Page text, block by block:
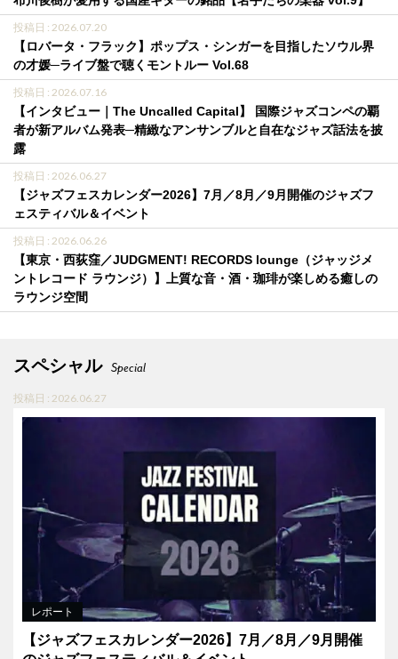
投稿日 : 2026.07.20
【ロバータ・フラック】ポップス・シンガーを目指したソウル界
の才媛─ライブ盤で聴くモントルー Vol.68
投稿日 : 2026.07.16
【インタビュー｜The Uncalled Capital】 国際ジャズコンペの覇
者が新アルバム発表─精緻なアンサンブルと自在なジャズ話法を披
露
投稿日 : 2026.06.27
【ジャズフェスカレンダー2026】7月／8月／9月開催のジャズフ
ェスティバル＆イベント
投稿日 : 2026.06.26
【東京・西荻窪／JUDGMENT! RECORDS lounge（ジャッジメ
ントレコード ラウンジ）】上質な音・酒・珈琲が楽しめる癒しの
ラウンジ空間
スペシャル Special
投稿日 : 2026.06.27
レポート
【ジャズフェスカレンダー2026】7月／8月／9月開催